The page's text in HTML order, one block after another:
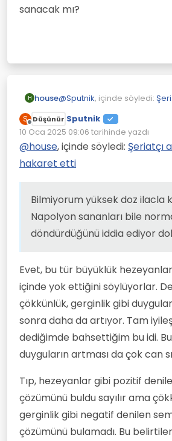
sanacak mı?
H house@Sputnik, içinde söyledi:
@house, içinde söyledi:
Atatürk'e hakaret etti
Yıllarca kullansa bile tam
Zaten kullandırmazsın ki,
Bunu da insan hakları ihlali
Bilmiyorum yüksek doz
Napolyon sananları bile
olanları ilaca' da
yere de kapatabilirler. Bu
sanacak mı?
S
Çevrimdışı
Düşünür Sputnik
10 Oca 2025 09:06 tarihinde yazdı
Son düzenleyen:
@house, içinde söyledi: Şeriatçı
hakaret etti
Bilmiyorum yüksek doz ilacla
Napolyon sananları bile
döndürdüğünü iddia ediyor
Evet, bu tür büyüklük
içinde yok ettiğini söylüyorlar.
çökkünlük, gerginlik gibi
sonra daha da artıyor. Tam
dediğimde bahsettiğim bu idi. Bu
duyguların artması da çok can
Tıp, hezeyanlar gibi pozitif
çözümünü buldu sayılır ama
gerginlik gibi negatif denilen
çözümünü bulamadı. Bu